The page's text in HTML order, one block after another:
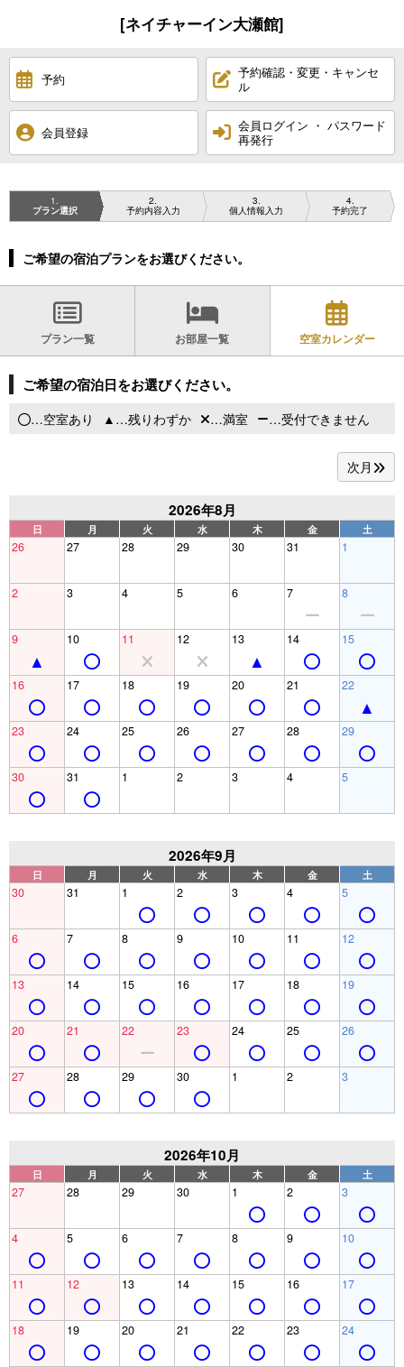
[ネイチャーイン大瀬館]
予約
予約確認・変更・キャンセ
ル
会員登録
会員ログイン ・ パスワード
再発行
1
プラン選択
2
予約内容入力
3
個人情報入力
4
予約完了
ご希望の宿泊プランをお選びください。
プラン一覧 お部屋一覧 空室カレンダー
ご希望の宿泊日をお選びください。
…空室あり …残りわずか …満室 …受付できません
次月
2026年8月
日 月 火 水 木 金 土
26 27 28 29 30 31 1
2 3 4 5 6 7 8
9 10 11 12 13 14 15
16 17 18 19 20 21 22
23 24 25 26 27 28 29
30 31 1 2 3 4 5
2026年9月
日 月 火 水 木 金 土
30 31 1 2 3 4 5
6 7 8 9 10 11 12
13 14 15 16 17 18 19
20 21 22 23 24 25 26
27 28 29 30 1 2 3
2026年10月
日 月 火 水 木 金 土
27 28 29 30 1 2 3
4 5 6 7 8 9 10
11 12 13 14 15 16 17
18 19 20 21 22 23 24